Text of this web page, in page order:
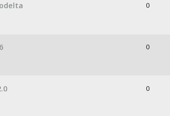
0
0
0